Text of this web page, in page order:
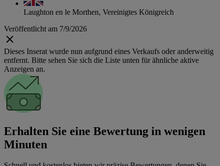
Laughton en le Morthen, Vereinigtes Königreich
Veröffentlicht am 7/9/2026
Dieses Inserat wurde nun aufgrund eines Verkaufs oder anderweitig
entfernt. Bitte sehen Sie sich die Liste unten für ähnliche aktive
Anzeigen an.
Erhalten Sie eine Bewertung in wenigen
Minuten